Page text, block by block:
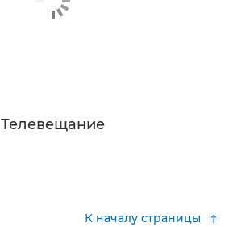
Телевещание
К началу страницы